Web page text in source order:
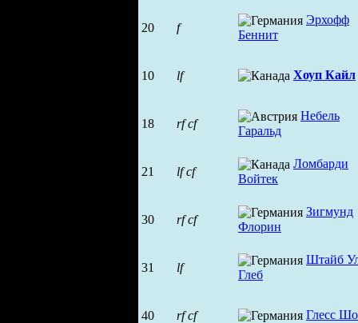
20 f
Эрхофф
Беннит
10 lf Хоуп Кайл
18 rf cf
Небель
Гаральд
21 lf cf
Ломбарди
Войтек
30 rf cf
Зигмунд
Флорин
31 lf
Штайб
Глеб
40 rf cf Глесс